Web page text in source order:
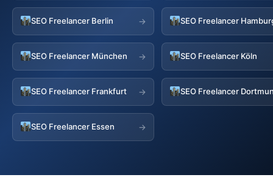
SEO Freelancer Berlin → SEO Freelancer
SEO Freelancer München → SEO Freelancer Köln
SEO Freelancer Frankfurt → SEO Freelancer
SEO Freelancer Essen →